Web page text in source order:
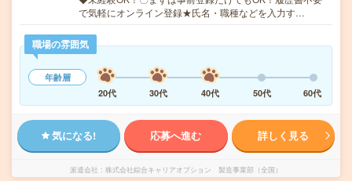
で気軽にオンライン登録★氏名・職種などを入力す…
職場の雰囲気
年齢層
20代
30代 40代 50代 60代
気になる! 応募へ進む 詳しく見る
派遣会社 株式会社綜合キャリアオプション 製造事業部（全国）